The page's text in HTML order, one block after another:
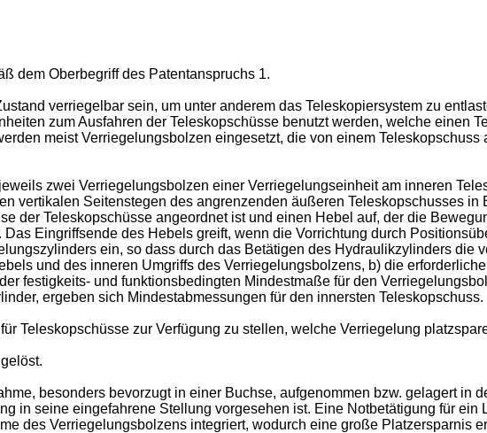
dem Oberbegriff des Patentanspruchs 1.
verriegelbar sein, um unter anderem das Teleskopiersystem zu
zum Ausfahren der Teleskopschüsse benutzt werden, welche einen
meist Verriegelungsbolzen eingesetzt, die von einem Teleskopschuss
zwei Verriegelungsbolzen einer Verriegelungseinheit am inneren
vertikalen Seitenstegen des angrenzenden äußeren Teleskopschusses in
der Teleskopschüsse angeordnet ist und einen Hebel auf, der die
Eingriffsende des Hebels greift, wenn die Vorrichtung durch
ein, so dass durch das Betätigen des Hydraulikzylinders die
und des inneren Umgriffs des Verriegelungsbolzens, b) die
festigkeits- und funktionsbedingten Mindestmaße für den
ergeben sich Mindestabmessungen für den innersten Teleskopschuss.
Teleskopschüsse zur Verfügung zu stellen, welche Verriegelung
besonders bevorzugt in einer Buchse, aufgenommen bzw. gelagert in
in seine eingefahrene Stellung vorgesehen ist. Eine Notbetätigung für ein
des Verriegelungsbolzens integriert, wodurch eine große Platzersparnis